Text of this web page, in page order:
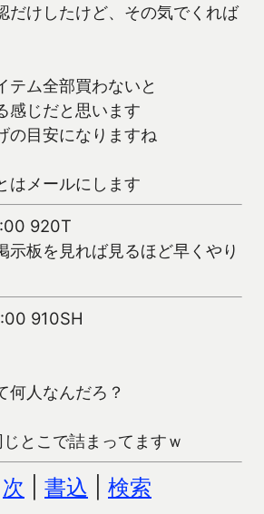
だけしたけど、その気でくれば
テム全部買わないと
感じだと思います
の目安になりますね
はメールにします
920T
示板を見れば見るほど早くやり
910SH
何人なんだろ？
とこで詰まってますｗ
次 書込 検索